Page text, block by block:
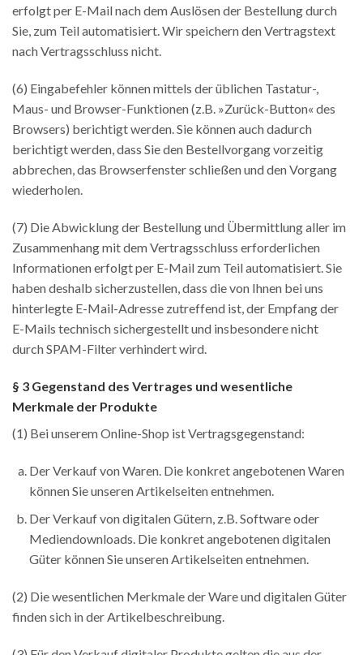
erfolgt per E-Mail nach dem Auslösen der Bestellung durch
Sie, zum Teil automatisiert. Wir speichern den Vertragstext
nach Vertragsschluss nicht.
(6) Eingabefehler können mittels der üblichen Tastatur-,
Maus- und Browser-Funktionen (z.B. »Zurück-Button« des
Browsers) berichtigt werden. Sie können auch dadurch
berichtigt werden, dass Sie den Bestellvorgang vorzeitig
abbrechen, das Browserfenster schließen und den Vorgang
wiederholen.
(7) Die Abwicklung der Bestellung und Übermittlung aller im
Zusammenhang mit dem Vertragsschluss erforderlichen
Informationen erfolgt per E-Mail zum Teil automatisiert. Sie
haben deshalb sicherzustellen, dass die von Ihnen bei uns
hinterlegte E-Mail-Adresse zutreffend ist, der Empfang der
E-Mails technisch sichergestellt und insbesondere nicht
durch SPAM-Filter verhindert wird.
§ 3 Gegenstand des Vertrages und wesentliche
Merkmale der Produkte
(1) Bei unserem Online-Shop ist Vertragsgegenstand:
Der Verkauf von Waren. Die konkret angebotenen Waren
können Sie unseren Artikelseiten entnehmen.
Der Verkauf von digitalen Gütern, z.B. Software oder
Mediendownloads. Die konkret angebotenen digitalen
Güter können Sie unseren Artikelseiten entnehmen.
(2) Die wesentlichen Merkmale der Ware und digitalen Güter
finden sich in der Artikelbeschreibung.